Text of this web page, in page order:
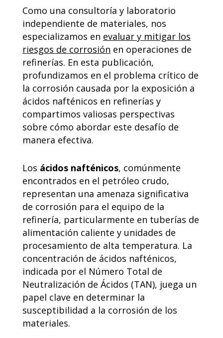
Como una consultoría y laboratorio
independiente de materiales, nos
especializamos en evaluar y mitigar los
riesgos de corrosión en operaciones de
refinerías. En esta publicación,
profundizamos en el problema crítico de
la corrosión causada por la exposición a
ácidos nafténicos en refinerías y
compartimos valiosas perspectivas
sobre cómo abordar este desafío de
manera efectiva.
Los ácidos nafténicos, comúnmente
encontrados en el petróleo crudo,
representan una amenaza significativa
de corrosión para el equipo de la
refinería, particularmente en tuberías de
alimentación caliente y unidades de
procesamiento de alta temperatura. La
concentración de ácidos nafténicos,
indicada por el Número Total de
Neutralización de Ácidos (TAN), juega un
papel clave en determinar la
susceptibilidad a la corrosión de los
materiales.